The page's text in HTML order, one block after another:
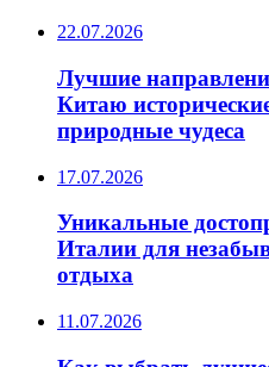
22.07.2026
Лучшие
Китаю
природные чудеса
17.07.2026
Уникальные
Италии для
отдыха
11.07.2026